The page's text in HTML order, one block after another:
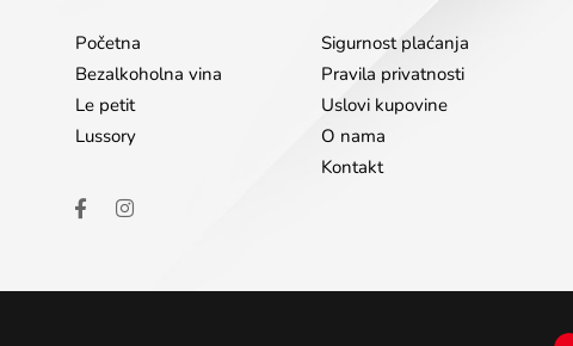
Početna
Bezalkoholna vina
Le petit
Lussory
Sigurnost plaćanja
Pravila privatnosti
Uslovi kupovine
O nama
Kontakt